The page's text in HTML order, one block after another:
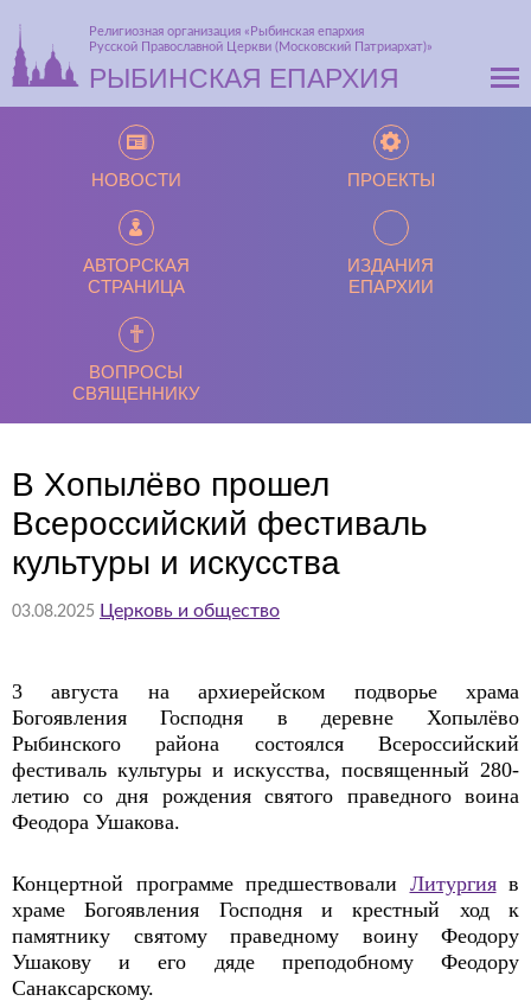
Религиозная организация «Рыбинская епархия
Русской Православной Церкви (Московский Патриархат)»
РЫБИНСКАЯ ЕПАРХИЯ
НОВОСТИ ПРОЕКТЫ
АВТОРСКАЯ
СТРАНИЦА
ИЗДАНИЯ
ЕПАРХИИ
ВОПРОСЫ
СВЯЩЕННИКУ
В Хопылёво прошел
Всероссийский фестиваль
культуры и искусства
03.08.2025 Церковь и общество
3 августа на архиерейском подворье храма
Богоявления Господня в деревне Хопылёво
Рыбинского района состоялся Всероссийский
фестиваль культуры и искусства, посвященный 280-
летию со дня рождения святого праведного воина
Феодора Ушакова.
Концертной программе предшествовали Литургияв
храме Богоявления Господня и крестный ход к
памятнику святому праведному воину Феодору
Ушакову и его дяде преподобному Феодору
Санаксарскому.